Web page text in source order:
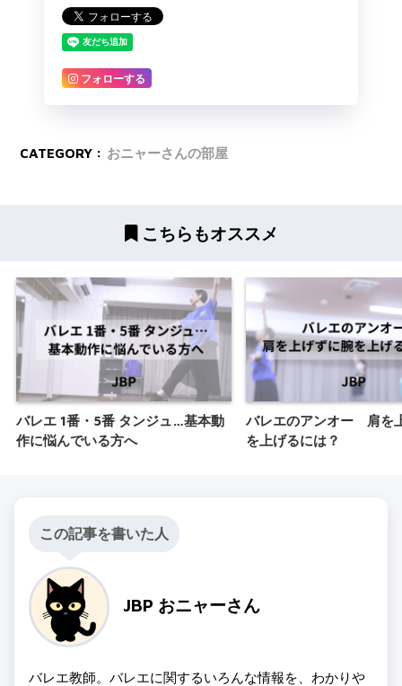
フォローする
CATEGORY : おニャーさんの部屋
こちらもオススメ
バレエ 1番・5番 タンジュ…基本動
作に悩んでいる方へ
バレエのアンオー 肩を
を上げるには？
この記事を書いた人
JBP おニャーさん
バレエ教師。バレエに関するいろんな情報を、わかりや